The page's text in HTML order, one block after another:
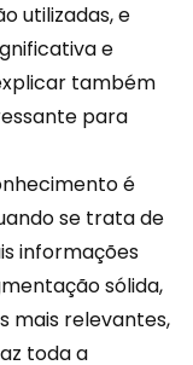
utilizadas, e
e
também
para
é
se trata de
informações
sólida,
mais relevantes,
toda a